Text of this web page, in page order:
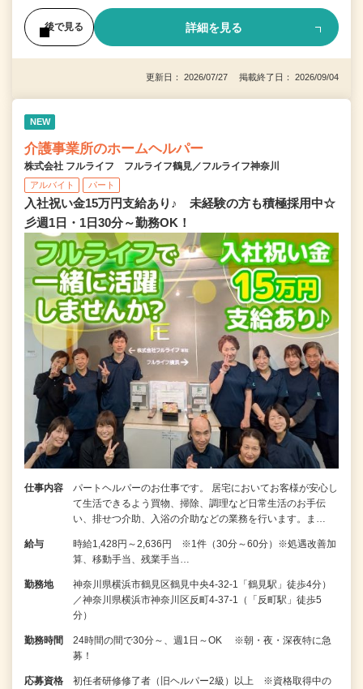
後で見る 詳細を見る
更新日： 2026/07/27 掲載終了日： 2026/09/04
NEW
介護事業所のホームヘルパー
株式会社 フルライフ フルライフ鶴見／フルライフ神奈川
アルバイト パート
入社祝い金15万円支給あり♪ 未経験の方も積極採用中☆
彡週1日・1日30分～勤務OK！
仕事内容
パートヘルパーのお仕事です。 居宅においてお客様が安心し
て生活できるよう買物、掃除、調理など日常生活のお手伝
い、排せつ介助、入浴の介助などの業務を行います。ま…
給与
時給1,428円～2,636円 ※1件（30分～60分）※処遇改善加
算、移動手当、残業手当…
勤務地
神奈川県横浜市鶴見区鶴見中央4-32-1「鶴見駅」徒歩4分）
／神奈川県横浜市神奈川区反町4-37-1（「反町駅」徒歩5
分）
勤務時間
24時間の間で30分～、週1日～OK ※朝・夜・深夜特に急
募！
応募資格
初任者研修修了者（旧ヘルパー2級）以上 ※資格取得中の